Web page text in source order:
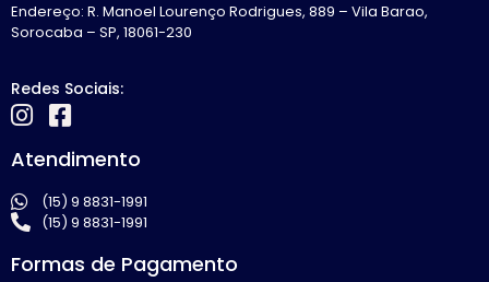
Endereço: R. Manoel Lourenço Rodrigues, 889 – Vila Barao,
Sorocaba – SP, 18061-230
Redes Sociais:
Atendimento
(15) 9 8831-1991
(15) 9 8831-1991
Formas de Pagamento